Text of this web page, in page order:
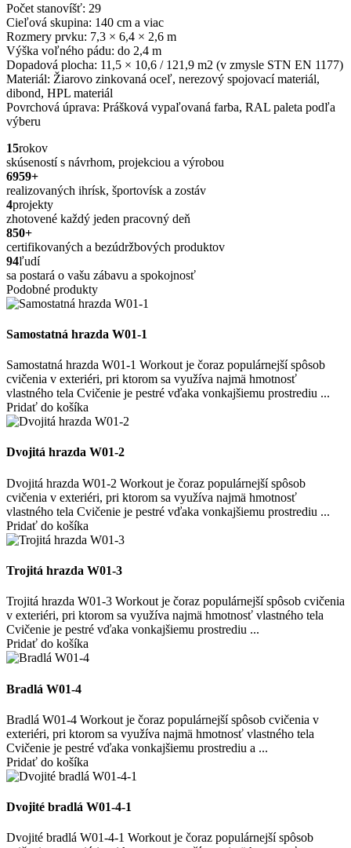
Počet stanovíšť: 29
Cieľová skupina: 140 cm a viac
Rozmery prvku: 7,3 × 6,4 × 2,6 m
Výška voľného pádu: do 2,4 m
Dopadová plocha: 11,5 × 10,6 / 121,9 m2 (v zmysle STN EN 1177)
Materiál: Žiarovo zinkovaná oceľ, nerezový spojovací materiál,
dibond, HPL materiál
Povrchová úprava: Prášková vypaľovaná farba, RAL paleta podľa
výberu
15rokov
skúseností s návrhom, projekciou a výrobou
6959+
realizovaných ihrísk, športovísk a zostáv
4projekty
zhotovené každý jeden pracovný deň
850+
certifikovaných a bezúdržbových produktov
94ľudí
sa postará o vašu zábavu a spokojnosť
Podobné produkty
Samostatná hrazda W01-1
Samostatná hrazda W01-1 Workout je čoraz populárnejší spôsob
cvičenia v exteriéri, pri ktorom sa využíva najmä hmotnosť
vlastného tela Cvičenie je pestré vďaka vonkajšiemu prostrediu ...
Pridať do košíka
Dvojitá hrazda W01-2
Dvojitá hrazda W01-2 Workout je čoraz populárnejší spôsob
cvičenia v exteriéri, pri ktorom sa využíva najmä hmotnosť
vlastného tela Cvičenie je pestré vďaka vonkajšiemu prostrediu ...
Pridať do košíka
Trojitá hrazda W01-3
Trojitá hrazda W01-3 Workout je čoraz populárnejší spôsob cvičenia
v exteriéri, pri ktorom sa využíva najmä hmotnosť vlastného tela
Cvičenie je pestré vďaka vonkajšiemu prostrediu ...
Pridať do košíka
Bradlá W01-4
Bradlá W01-4 Workout je čoraz populárnejší spôsob cvičenia v
exteriéri, pri ktorom sa využíva najmä hmotnosť vlastného tela
Cvičenie je pestré vďaka vonkajšiemu prostrediu a ...
Pridať do košíka
Dvojité bradlá W01-4-1
Dvojité bradlá W01-4-1 Workout je čoraz populárnejší spôsob